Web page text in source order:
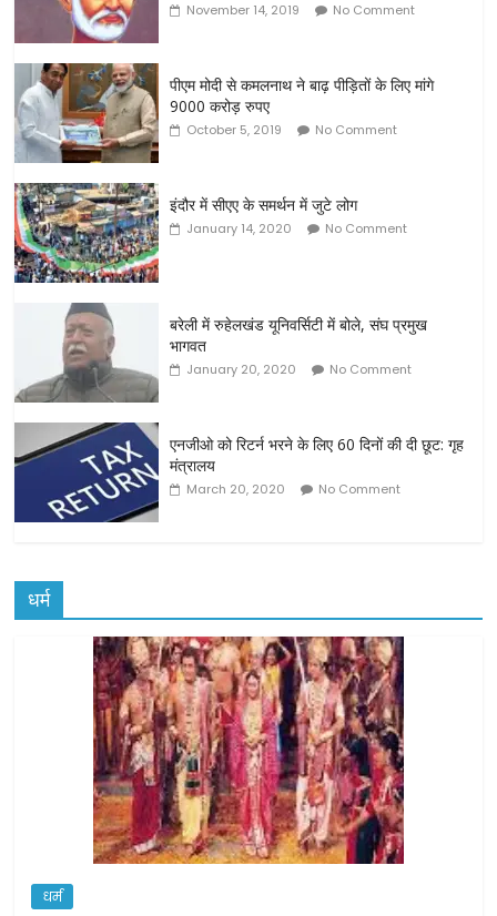
November 14, 2019 No Comment
पीएम मोदी से कमलनाथ ने बाढ़ पीड़ितों के लिए मांगे
9000 करोड़ रुपए
October 5, 2019 No Comment
इंदौर में सीएए के समर्थन में जुटे लोग
January 14, 2020 No Comment
बरेली में रुहेलखंड यूनिवर्सिटी में बोले, संघ प्रमुख
भागवत
January 20, 2020 No Comment
एनजीओ को रिटर्न भरने के लिए 60 दिनों की दी छूट: गृह
मंत्रालय
March 20, 2020 No Comment
धर्म
धर्म